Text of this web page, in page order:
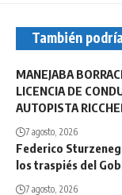
También
MANEJABA
LICENCIA DE
AUTOPISTA
7 agosto, 2026
Federico
los traspiés del
7 agosto, 2026